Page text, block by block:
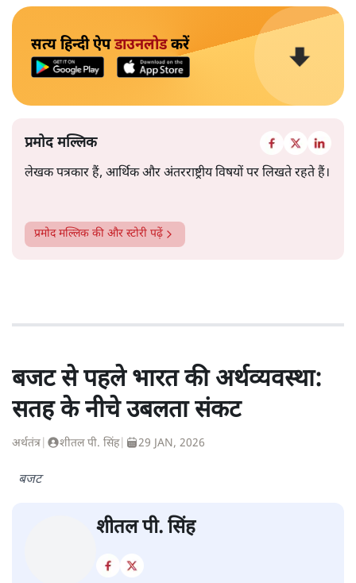
सत्य हिन्दी ऐपडाउनलोडकरें
प्रमोद मल्लिक
लेखक पत्रकार हैं, आर्थिक और अंतरराष्ट्रीय विषयों पर लिखते रहते हैं।
प्रमोद मल्लिक की और स्टोरी पढ़ें
बजट से पहले भारत की अर्थव्यवस्था:
सतह के नीचे उबलता संकट
अर्थतंत्र शीतल पी. सिंह| 29 JAN, 2026